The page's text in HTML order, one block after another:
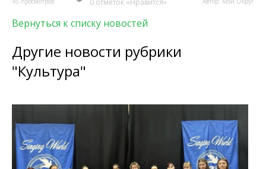
0 отметок «Нравится»
Вернуться к списку новостей
Другие новости рубрики
"Культура"